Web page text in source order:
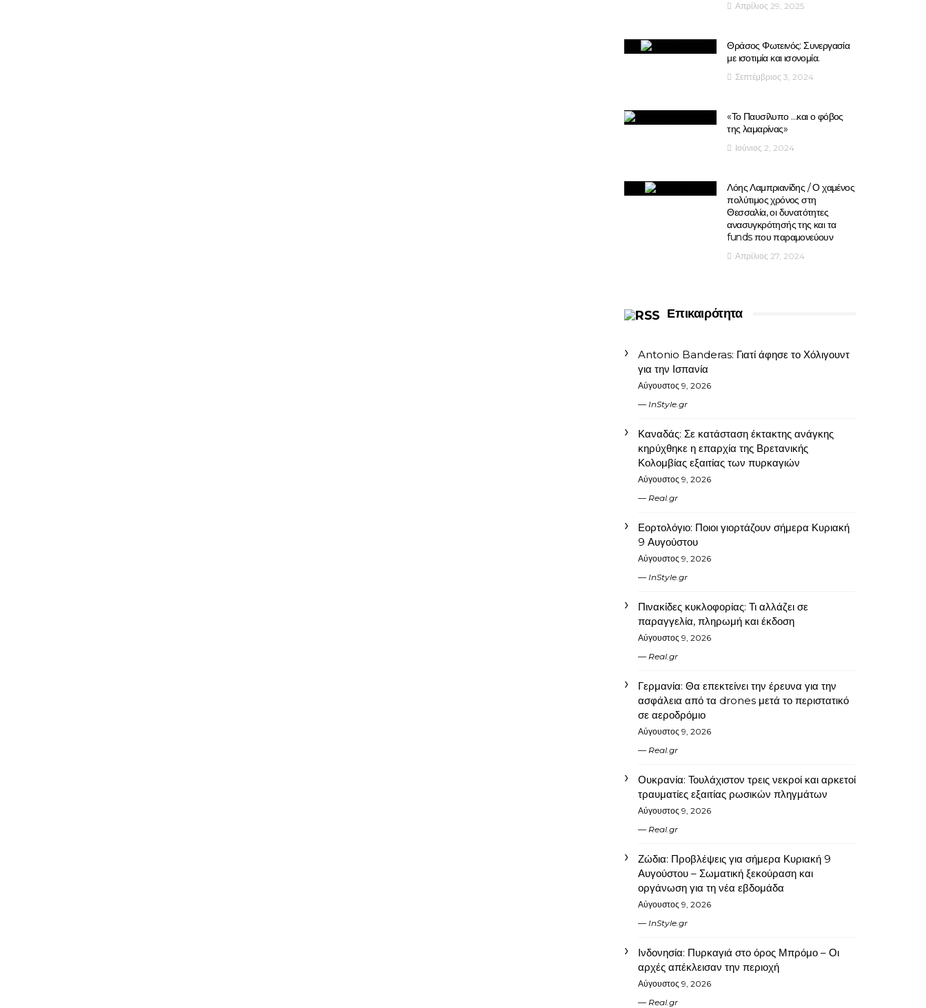
Απρίλιος 29, 2025
Θράσος Φωτεινός: Συνεργασία
με ισοτιμία και ισονομία.
Σεπτέμβριος 3, 2024
«Το Παυσίλυπο …και ο φόβος
της λαμαρίνας»
Ιούνιος 2, 2024
Λόης Λαμπριανίδης / Ο χαμένος
πολύτιμος χρόνος στη
Θεσσαλία, οι δυνατότητες
ανασυγκρότησής της και τα
funds που παραμονεύουν
Απρίλιος 27, 2024
Επικαιρότητα
Antonio Banderas: Γιατί άφησε το Χόλιγουντ
για την Ισπανία
Αύγουστος 9, 2026
InStyle.gr
Καναδάς: Σε κατάσταση έκτακτης ανάγκης
κηρύχθηκε η επαρχία της Βρετανικής
Κολομβίας εξαιτίας των πυρκαγιών
Αύγουστος 9, 2026
Real.gr
Εορτολόγιο: Ποιοι γιορτάζουν σήμερα Κυριακή
9 Αυγούστου
Αύγουστος 9, 2026
InStyle.gr
Πινακίδες κυκλοφορίας: Τι αλλάζει σε
παραγγελία, πληρωμή και έκδοση
Αύγουστος 9, 2026
Real.gr
Γερμανία: Θα επεκτείνει την έρευνα για την
ασφάλεια από τα drones μετά το περιστατικό
σε αεροδρόμιο
Αύγουστος 9, 2026
Real.gr
Ουκρανία: Τουλάχιστον τρεις νεκροί και αρκετοί
τραυματίες εξαιτίας ρωσικών πληγμάτων
Αύγουστος 9, 2026
Real.gr
Ζώδια: Προβλέψεις για σήμερα Κυριακή 9
Αυγούστου – Σωματική ξεκούραση και
οργάνωση για τη νέα εβδομάδα
Αύγουστος 9, 2026
InStyle.gr
Ινδονησία: Πυρκαγιά στο όρος Μπρόμο – Οι
αρχές απέκλεισαν την περιοχή
Αύγουστος 9, 2026
Real.gr